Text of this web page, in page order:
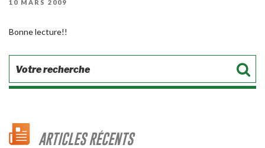
PUBLIÉ
10 MARS 2009
Bonne lecture!!
ARTICLES RÉCENTS